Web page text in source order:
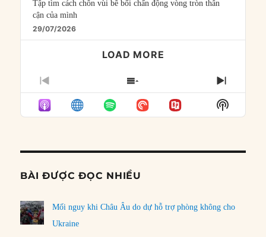
Tập tìm cách chôn vùi bê bối chấn động vòng tròn thân
cận của mình
29/07/2026
LOAD MORE
PREVIOUS
EPISODE
SHOW
EPISODES
LIST
NEXT
Show
Podcast
BÀI ĐƯỢC ĐỌC NHIỀU
Mối nguy khi Châu Âu do dự hỗ trợ phòng không cho
Ukraine